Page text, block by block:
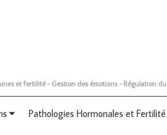
et fertilité - Gestion des émotions - Régulation du
Pathologies Hormonales et Fertilité